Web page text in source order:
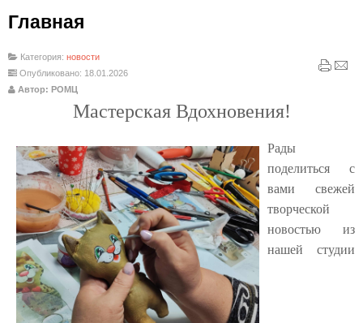
Главная
Категория: новости
Опубликовано: 18.01.2026
Автор: РОМЦ
Мастерская Вдохновения!
Рады
поделиться с
вами свежей
творческой
новостью из
нашей студии